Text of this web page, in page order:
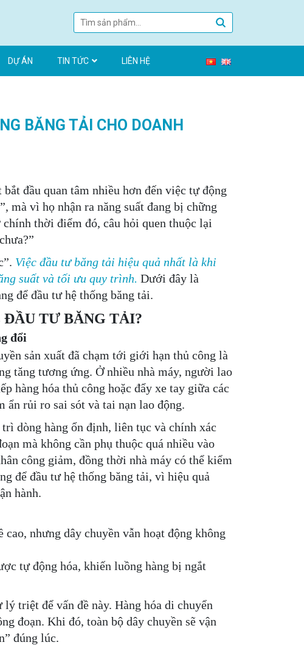
DỰ ÁN TIN TỨC LIÊN HỆ
BĂNG TẢI CHO DOANH
đầu quan tâm nhiều hơn đến việc tự động
mà vì họ nhận ra năng suất đang bị chững
chính thời điểm đó, câu hỏi quen thuộc lại
Việc đầu tư băng tải hiệu quả nhất là khi
suất và tối ưu quy trình. Dưới đây là
để đầu tư hệ thống băng tải.
TƯ BĂNG TẢI?
đổi
sản xuất đã chạm tới giới hạn thủ công là
tăng tương ứng. Ở nhiều nhà máy, người lao
hàng hóa thủ công hoặc đẩy xe tay giữa các
ẩn rủi ro sai sót và tai nạn lao động.
dòng hàng ổn định, liên tục và chính xác
mà không cần phụ thuộc quá nhiều vào
công giảm, đồng thời nhà máy có thể kiểm
để đầu tư hệ thống băng tải, vì hiệu quả
hành.
nhưng dây chuyền vẫn hoạt động không
tự động hóa, khiến luồng hàng bị ngắt
triệt để vấn đề này. Hàng hóa di chuyển
đoạn. Khi đó, toàn bộ dây chuyền sẽ vận
đúng lúc.